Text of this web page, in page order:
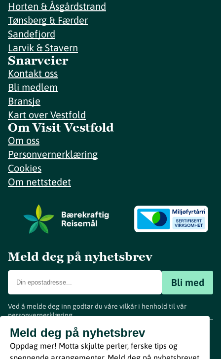
Horten & Åsgårdstrand
Tønsberg & Færder
Sandefjord
Larvik & Stavern
Snarveier
Kontakt oss
Bli medlem
Bransje
Kart over Vestfold
Om Visit Vestfold
Om oss
Personvernerklæring
Cookies
Om nettstedet
Meld deg på nyhetsbrev
Bli med
Ved å melde deg inn godtar du våre vilkår i henhold til vår
personvernerklæring.
Meld deg på nyhetsbrev
Oppdag mer! Motta skjulte perler, ferske tips og
www.visitvestfold.com
Turistinformasjon
Vestfold Fylkeskommune